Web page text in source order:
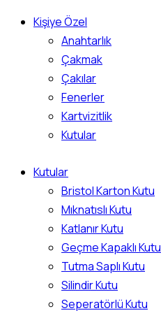
Kişiye Özel
Anahtarlık
Çakmak
Çakılar
Fenerler
Kartvizitlik
Kutular
Kutular
Bristol Karton Kutu
Mıknatıslı Kutu
Katlanır Kutu
Geçme Kapaklı Kutu
Tutma Saplı Kutu
Silindir Kutu
Seperatörlü Kutu